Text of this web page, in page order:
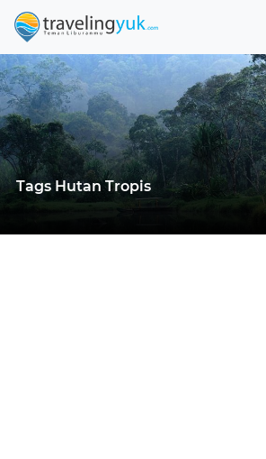
Tags Hutan Tropis